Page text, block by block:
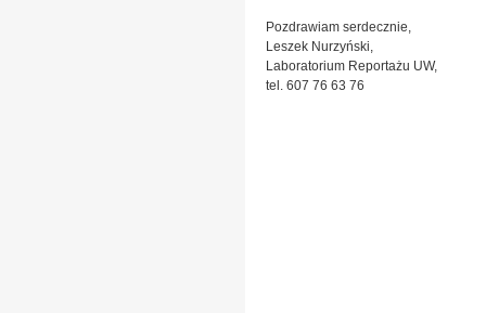
Pozdrawiam serdecznie,
Leszek Nurzyński,
Laboratorium Reportażu UW,
tel. 607 76 63 76